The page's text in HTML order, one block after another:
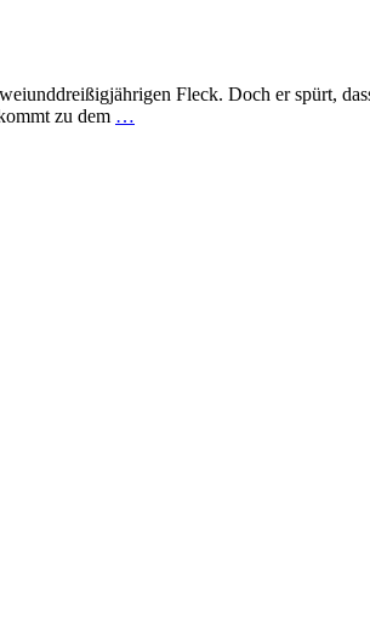
Fleck. Doch er spürt,
zu dem …